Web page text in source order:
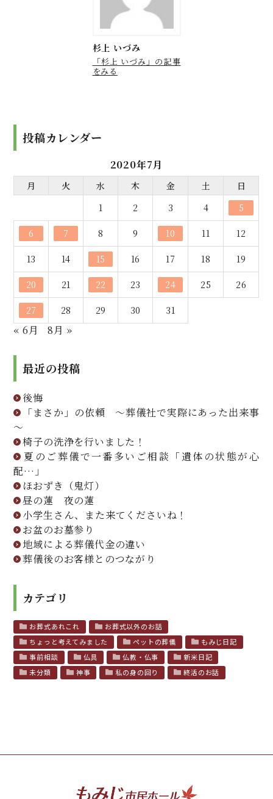
杉上 いづみ
「杉上 いづみ」の記事
をみる
投稿カレンダー
2020年7月
月 火 水 木 金 土
日
1
2 3 4 5
6 7 8 9 10 11 12
13 14 15 16 17 18 19
20 21 22 23 24 25 26
27 28 29 30 31
« 6月 8月 »
最近の投稿
後悔
「まさか」の依頼 ～葬儀社で実際にあった出来事
～
椅子の洗浄を行いました！
夏のご葬儀で一番多いご相談「遺体の状態が心
配…」
ほおずき（鬼灯）
昼の蓮 夜の蓮
小学生さん、また来てくださいね！
お盆のお墓参り
地域による葬儀代金の違い
葬儀後のお客様とのつながり
カテゴリ
お葬式あれこれ
お葬式以外のお話
ちょっと考えてみました
ペットの葬儀
もみじ日記
事前相談
仏具 仏教・仏事
新米日記
未分類
神事 私の身の回り 終活のお話